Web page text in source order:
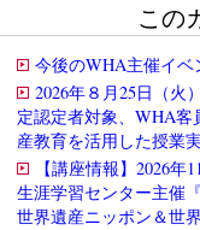
この
今後のWHA主催イベ
2026年８月25日（火
定認定者対象、WHA客
産教育を活用した授業
【講座情報】2026
生涯学習センター主催
世界遺産ニッポン＆世